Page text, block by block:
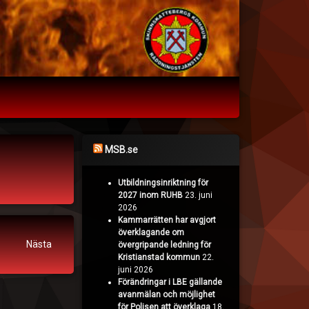
Nästa
MSB.se
Utbildningsinriktning för
2027 inom RUHB 23. juni
2026
Kammarrätten har avgjort
överklagande om
övergripande ledning för
Kristianstad kommun 22.
juni 2026
Förändringar i LBE gällande
avanmälan och möjlighet
för Polisen att överklaga 18.